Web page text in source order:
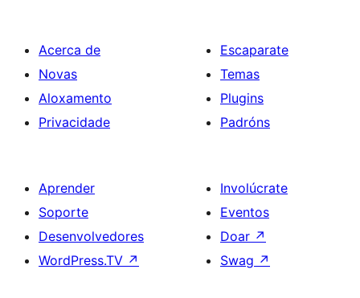
Acerca de
Novas
Aloxamento
Privacidade
Escaparate
Temas
Plugins
Padróns
Aprender
Soporte
Desenvolvedores
WordPress.TV ↗
Involúcrate
Eventos
Doar ↗
Swag ↗